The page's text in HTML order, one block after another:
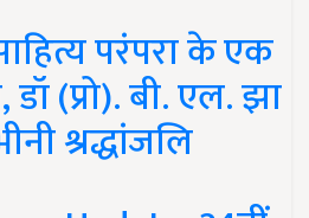
परंपरा के एक
(प्रो). बी. एल. झा
श्रद्धांजलि